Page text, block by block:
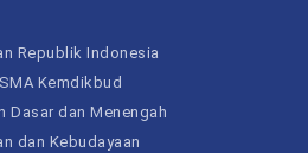
Republik Indonesia
Kemdikbud
Dasar dan Menengah
dan Kebudayaan